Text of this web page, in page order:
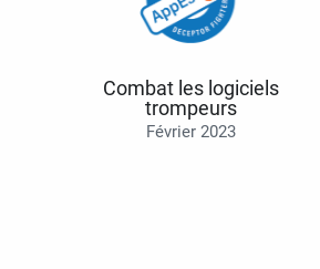
Combat les logiciels
trompeurs
Février 2023